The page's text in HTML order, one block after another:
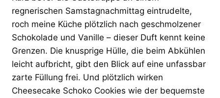
regnerischen Samstagnachmittag eintrudelte,
roch meine Küche plötzlich nach geschmolzener
Schokolade und Vanille – dieser Duft kennt keine
Grenzen. Die knusprige Hülle, die beim Abkühlen
leicht aufbricht, gibt den Blick auf eine unfassbar
zarte Füllung frei. Und plötzlich wirken
Cheesecake Schoko Cookies wie der bequemste